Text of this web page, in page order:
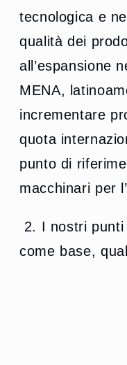
tecnologica e
qualità dei
all’espansione
MENA,
incrementare
quota
punto di
macchinari per
2. I nostri
come base,